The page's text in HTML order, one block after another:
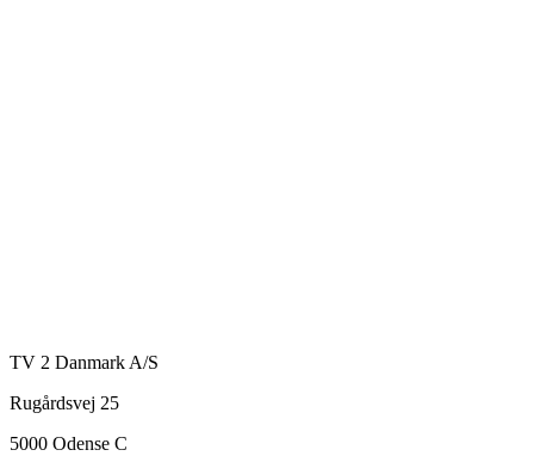
TV 2 Danmark A/S
Rugårdsvej 25
5000 Odense C